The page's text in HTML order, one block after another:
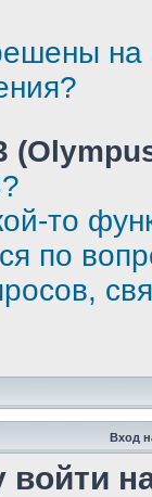
то
по
Вход
войти